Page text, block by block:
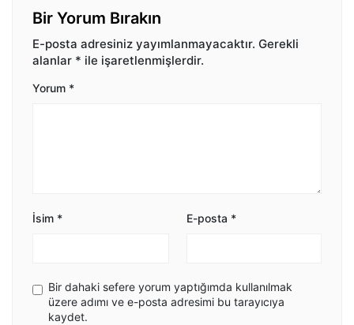
Bir Yorum Bırakın
E-posta adresiniz yayımlanmayacaktır. Gerekli
alanlar * ile işaretlenmişlerdir.
Yorum *
İsim * E-posta *
Bir dahaki sefere yorum yaptığımda kullanılmak
üzere adımı ve e-posta adresimi bu tarayıcıya
kaydet.